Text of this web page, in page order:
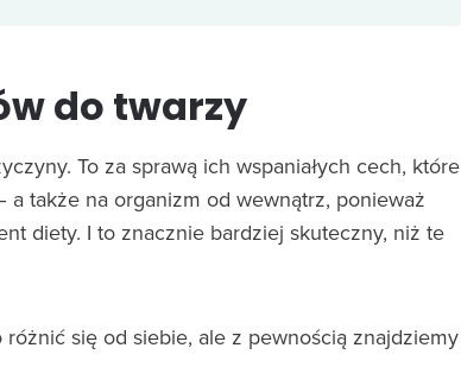
do twarzy
To za sprawą ich wspaniałych cech, które
a także na organizm od wewnątrz, ponieważ
diety. I to znacznie bardziej skuteczny, niż te
się od siebie, ale z pewnością znajdziemy